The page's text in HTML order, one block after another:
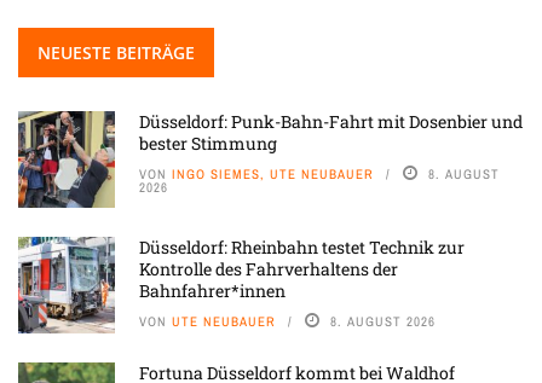
NEUESTE BEITRÄGE
Düsseldorf: Punk-Bahn-Fahrt mit Dosenbier und
bester Stimmung
VON INGO SIEMES, UTE NEUBAUER 8. AUGUST
2026
Düsseldorf: Rheinbahn testet Technik zur
Kontrolle des Fahrverhaltens der
Bahnfahrer*innen
VON UTE NEUBAUER 8. AUGUST 2026
Fortuna Düsseldorf kommt bei Waldhof